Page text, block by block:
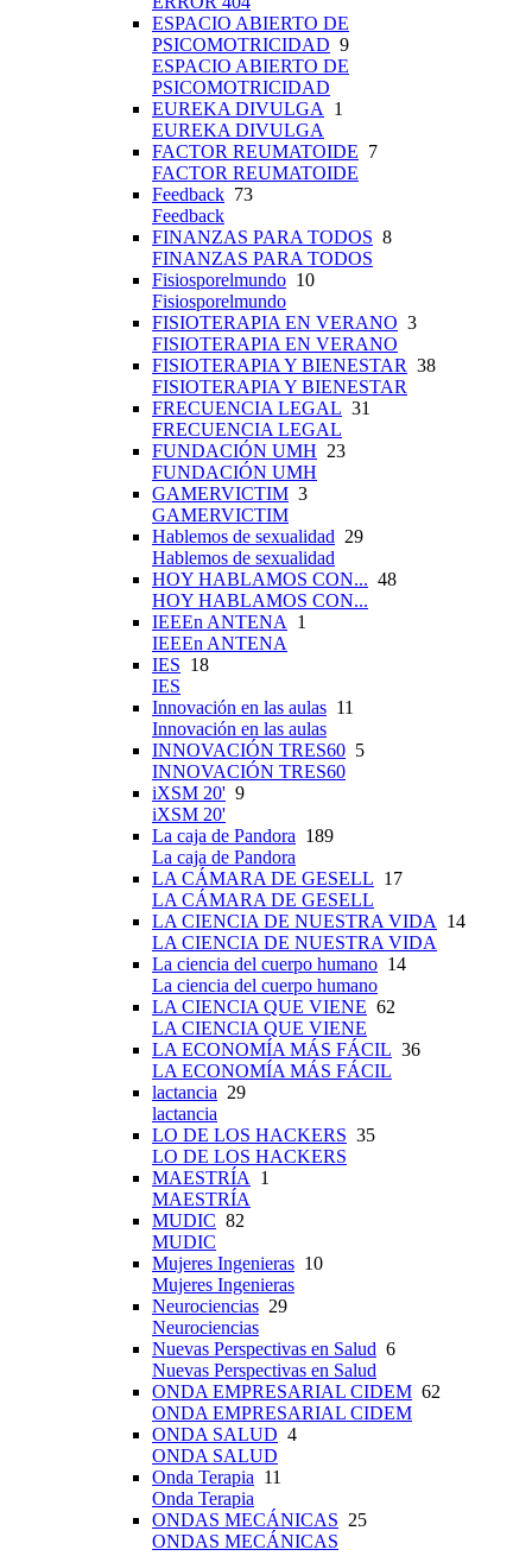
ESPACIO ABIERTO DE
PSICOMOTRICIDAD 9
ESPACIO ABIERTO DE
PSICOMOTRICIDAD
EUREKA DIVULGA
1
EUREKA DIVULGA
FACTOR REUMATOIDE 7
FACTOR REUMATOIDE
Feedback 73
Feedback
FINANZAS PARA TODOS 8
FINANZAS PARA TODOS
Fisiosporelmundo 10
Fisiosporelmundo
FISIOTERAPIA EN VERANO 3
FISIOTERAPIA EN VERANO
FISIOTERAPIA Y BIENESTAR 38
FISIOTERAPIA Y BIENESTAR
FRECUENCIA LEGAL 31
FRECUENCIA LEGAL
FUNDACIÓN UMH 23
FUNDACIÓN UMH
GAMERVICTIM 3
GAMERVICTIM
Hablemos de sexualidad 29
Hablemos de sexualidad
HOY HABLAMOS CON... 48
HOY HABLAMOS CON...
IEEEn ANTENA
1
IEEEn ANTENA
IES 18
IES
Innovación en las aulas 11
Innovación en las aulas
INNOVACIÓN TRES60 5
INNOVACIÓN TRES60
iXSM 20' 9
iXSM 20'
La caja de Pandora 189
La caja de Pandora
LA CÁMARA DE GESELL 17
LA CÁMARA DE GESELL
LA CIENCIA DE NUESTRA VIDA
14
LA CIENCIA DE NUESTRA VIDA
La ciencia del cuerpo humano 14
La ciencia del cuerpo humano
LA CIENCIA QUE VIENE 62
LA CIENCIA QUE VIENE
LA ECONOMÍA MÁS FÁCIL 36
LA ECONOMÍA MÁS FÁCIL
lactancia 29
lactancia
LO DE LOS HACKERS 35
LO DE LOS HACKERS
MAESTRÍA
1
MAESTRÍA
MUDIC 82
MUDIC
Mujeres Ingenieras 10
Mujeres Ingenieras
Neurociencias 29
Neurociencias
Nuevas Perspectivas en Salud 6
Nuevas Perspectivas en Salud
ONDA EMPRESARIAL CIDEM 62
ONDA EMPRESARIAL CIDEM
ONDA SALUD 4
ONDA SALUD
Onda Terapia 11
Onda Terapia
ONDAS MECÁNICAS 25
ONDAS MECÁNICAS